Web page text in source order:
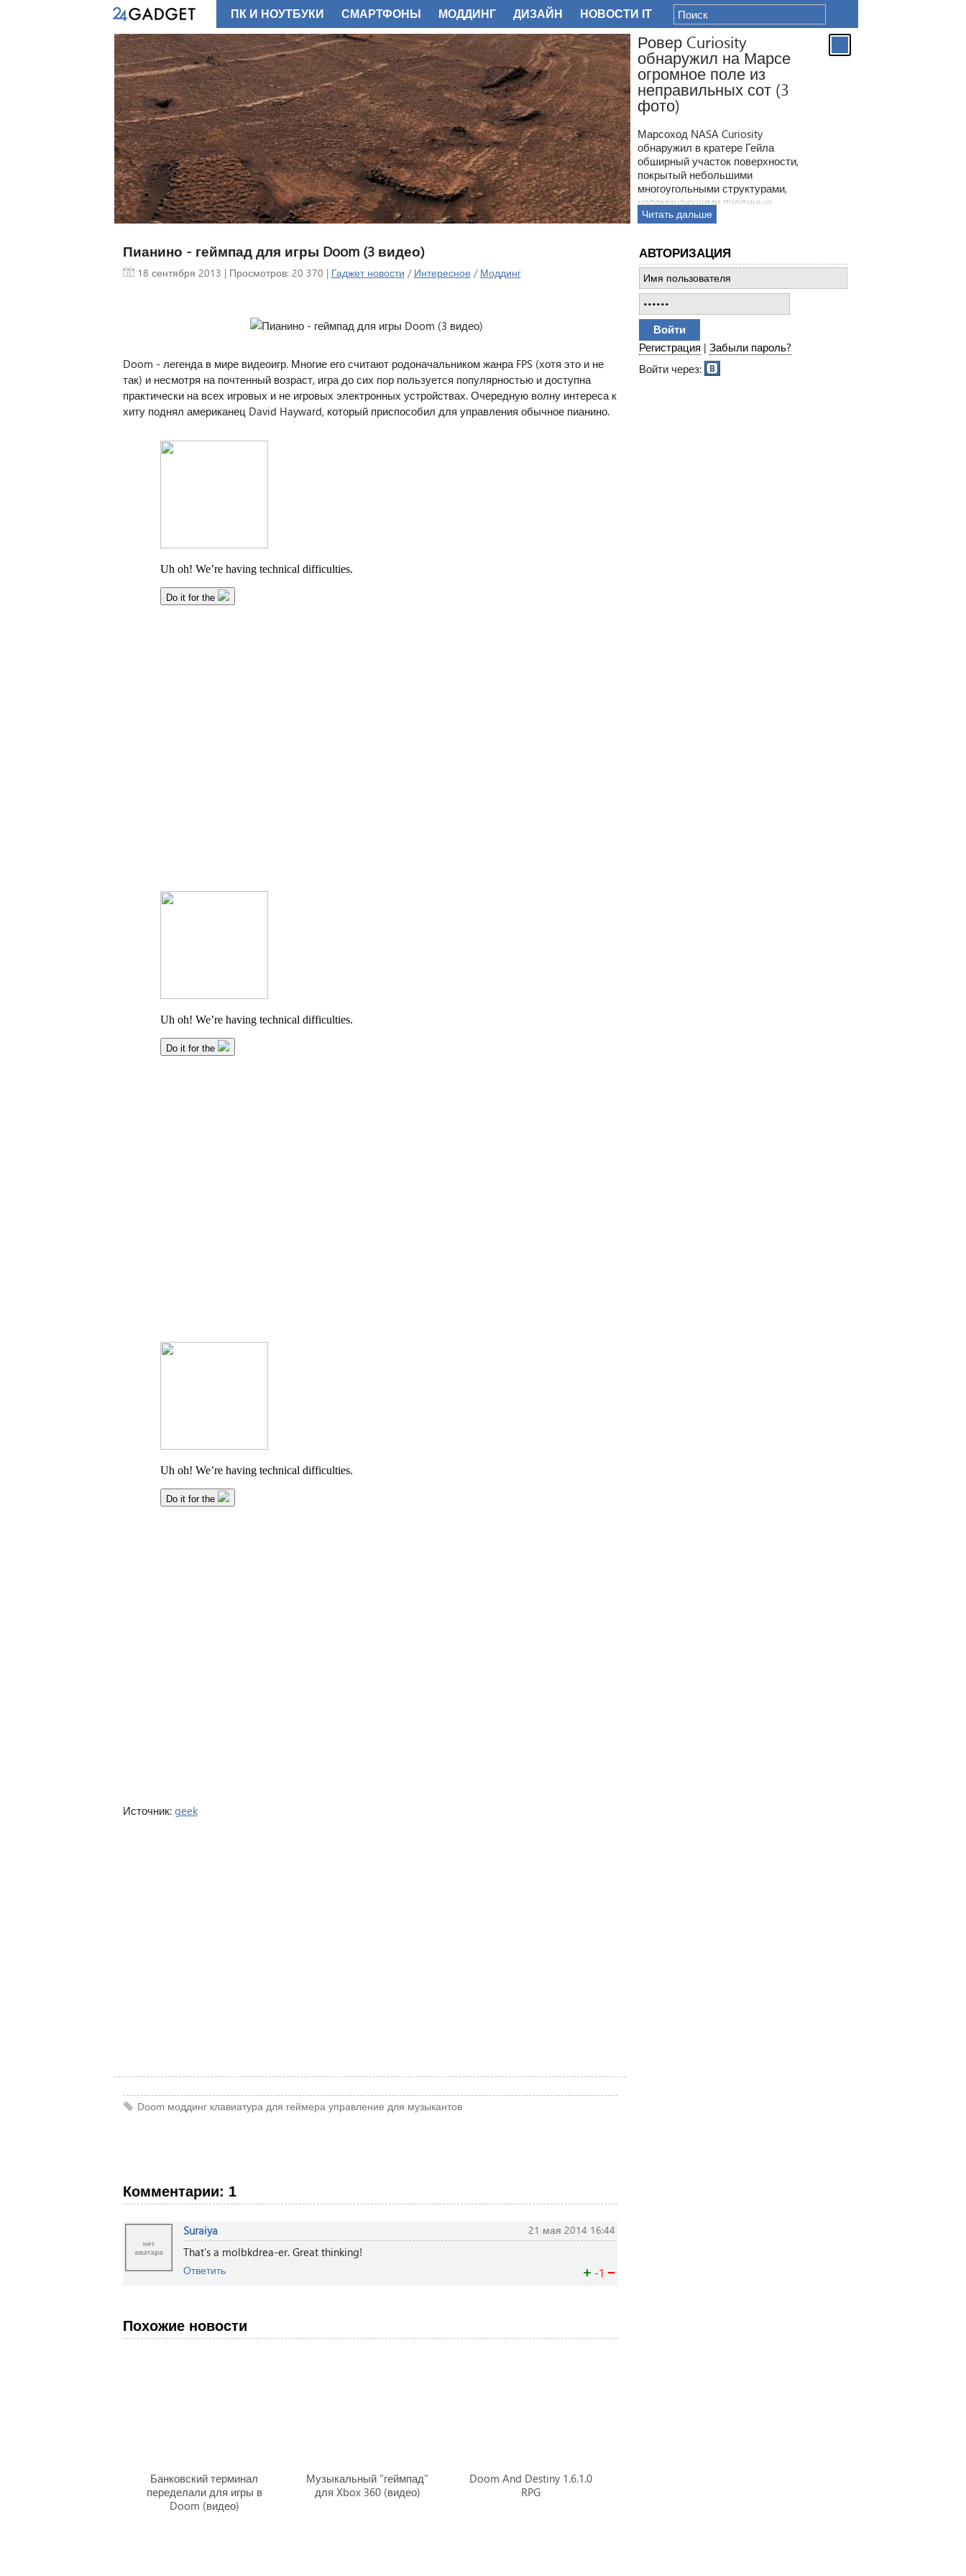
Ровер Curiosity
обнаружил на Марсе
огромное поле из
неправильных сот (3
фото)
Марсоход NASA Curiosity
обнаружил в кратере Гейла
обширный участок поверхности,
покрытый небольшими
многоугольными структурами,
напоминающими пчелиные
соты. Ранее ровер находил
затмила все предыдущее такие
открытия.
Читать дальше
Пианино - геймпад для игры Doom (3 видео)
18 сентября 2013 | Просмотров: 20 370 | Гаджет новости / Интересное / Моддинг
Doom - легенда в мире видеоигр. Многие его считают родоначальником жанра FPS (хотя это и не
так) и несмотря на почтенный возраст, игра до сих пор пользуется популярностью и доступна
практически на всех игровых и не игровых электронных устройствах. Очередную волну интереса к
хиту поднял американец David Hayward, который приспособил для управления обычное пианино.
Источник: geek
Doom моддинг клавиатура для геймера управление для музыкантов
Комментарии: 1
21 мая 2014 16:44
Suraiya
That's a molbkdrea-er. Great thinking!
+ -1 −
Ответить
Похожие новости
Банковский терминал
переделали для игры в
Doom (видео)
Музыкальный "геймпад"
для Xbox 360 (видео)
Doom And Destiny 1.6.1.0
RPG
АВТОРИЗАЦИЯ
Регистрация | Забыли пароль?
Войти через:
ПК И НОУТБУКИ СМАРТФОНЫ МОДДИНГ ДИЗАЙН НОВОСТИ IT
ФОТО